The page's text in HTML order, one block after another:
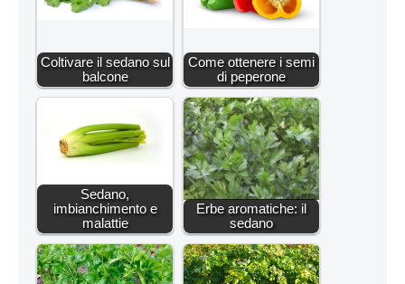
Coltivare il sedano sul
balcone
Come ottenere i semi
di peperone
Sedano,
imbianchimento e
malattie
Erbe aromatiche: il
sedano